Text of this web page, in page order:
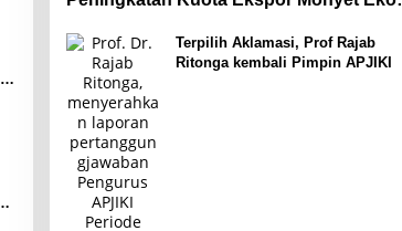
Terpilih Aklamasi, Prof Rajab
Ritonga kembali Pimpin APJIKI